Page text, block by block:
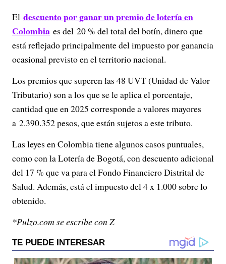
El descuento por ganar un premio de lotería en
Colombia es del 20 % del total del botín, dinero que
está reflejado principalmente del impuesto por ganancia
ocasional previsto en el territorio nacional.
Los premios que superen las 48 UVT (Unidad de Valor
Tributario) son a los que se le aplica el porcentaje,
cantidad que en 2025 corresponde a valores mayores
a 2.390.352 pesos, que están sujetos a este tributo.
Las leyes en Colombia tiene algunos casos puntuales,
como con la Lotería de Bogotá, con descuento adicional
del 17 % que va para el Fondo Financiero Distrital de
Salud. Además, está el impuesto del 4 x 1.000 sobre lo
obtenido.
*Pulzo.com se escribe con Z